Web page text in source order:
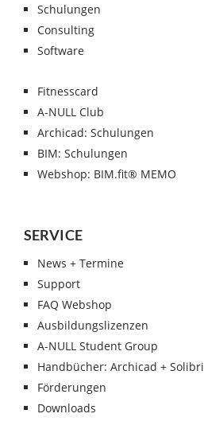
Schulungen
Consulting
Software
Fitnesscard
A-NULL Club
Archicad: Schulungen
BIM: Schulungen
Webshop: BIM.fit® MEMO
SERVICE
News + Termine
Support
FAQ Webshop
Ausbildungslizenzen
A-NULL Student Group
Handbücher: Archicad + Solibri
Förderungen
Downloads